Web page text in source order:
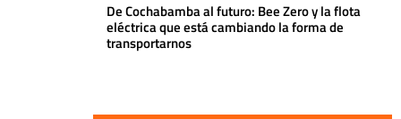
De Cochabamba al futuro: Bee Zero y la flota
eléctrica que está cambiando la forma de
transportarnos